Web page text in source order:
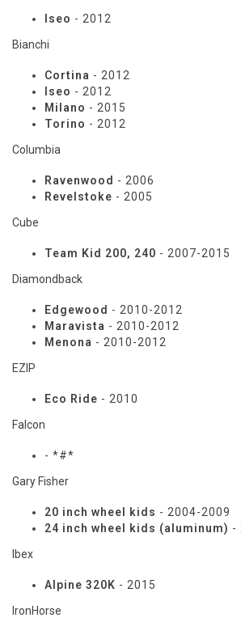
Iseo - 2012
Bianchi
Cortina - 2012
Iseo - 2012
Milano - 2015
Torino - 2012
Columbia
Ravenwood - 2006
Revelstoke - 2005
Cube
Team Kid 200, 240 - 2007-2015
Diamondback
Edgewood - 2010-2012
Maravista - 2010-2012
Menona - 2010-2012
EZIP
Eco Ride - 2010
Falcon
- *#*
Gary Fisher
20 inch wheel kids - 2004-2009
24 inch wheel kids (aluminum) -
Ibex
Alpine 320K - 2015
IronHorse